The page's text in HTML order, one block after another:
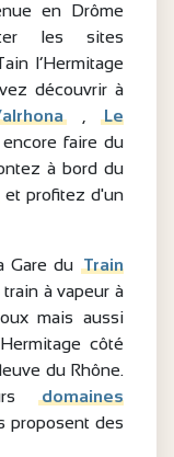
en Drôme
les sites
l’Hermitage
découvrir à
Le
faire du
à bord du
et profitez d'un
Gare du Train
à vapeur à
mais aussi
côté
du Rhône.
domaines
proposent des